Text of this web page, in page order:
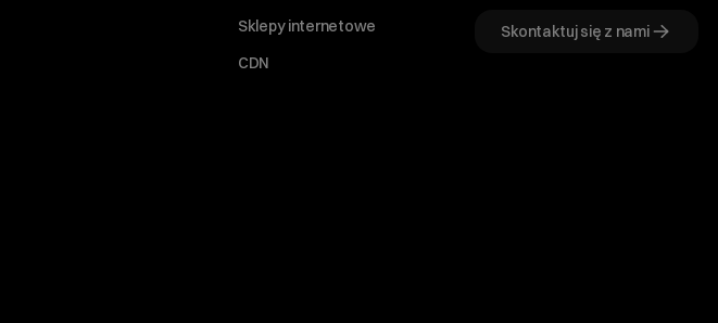
Sklepy internetowe
CDN
Skontaktuj się z nami